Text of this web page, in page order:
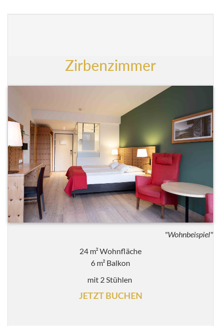
Zirbenzimmer
"Wohnbeispiel"
24 m² Wohnfläche
6 m² Balkon
mit 2 Stühlen
JETZT BUCHEN